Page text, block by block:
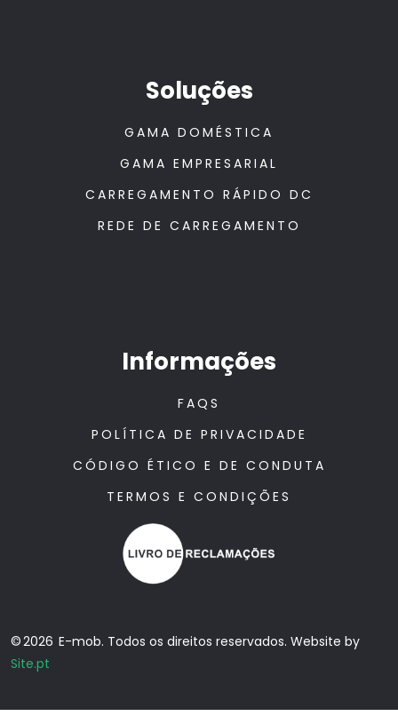
Soluções
GAMA DOMÉSTICA
GAMA EMPRESARIAL
CARREGAMENTO RÁPIDO DC
REDE DE CARREGAMENTO
Informações
FAQS
POLÍTICA DE PRIVACIDADE
CÓDIGO ÉTICO E DE CONDUTA
TERMOS E CONDIÇÕES
© 2026 E-mob. Todos os direitos reservados. Website by
Site.pt